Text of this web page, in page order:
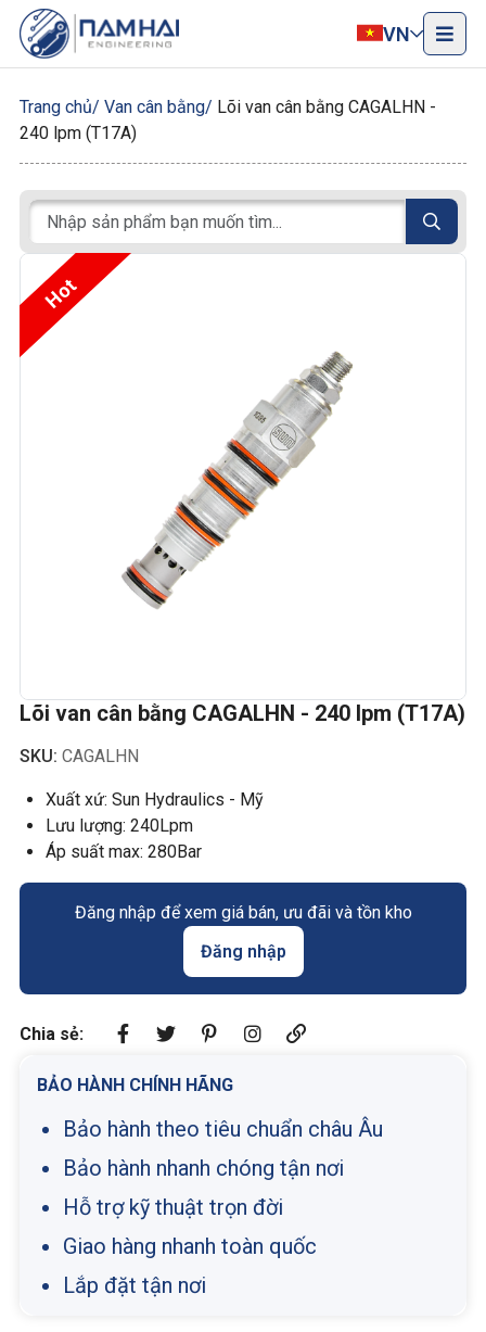
VN
Trang chủ Van cân bằng
Lõi van cân bằng CAGALHN -
240 lpm (T17A)
Hot
Lõi van cân bằng CAGALHN - 240 lpm (T17A)
SKU: CAGALHN
Xuất xứ: Sun Hydraulics - Mỹ
Lưu lượng: 240Lpm
Áp suất max: 280Bar
Đăng nhập để xem giá bán, ưu đãi và tồn kho
Đăng nhập
Chia sẻ:
BẢO HÀNH CHÍNH HÃNG
Bảo hành theo tiêu chuẩn châu Âu
Bảo hành nhanh chóng tận nơi
Hỗ trợ kỹ thuật trọn đời
Giao hàng nhanh toàn quốc
Lắp đặt tận nơi